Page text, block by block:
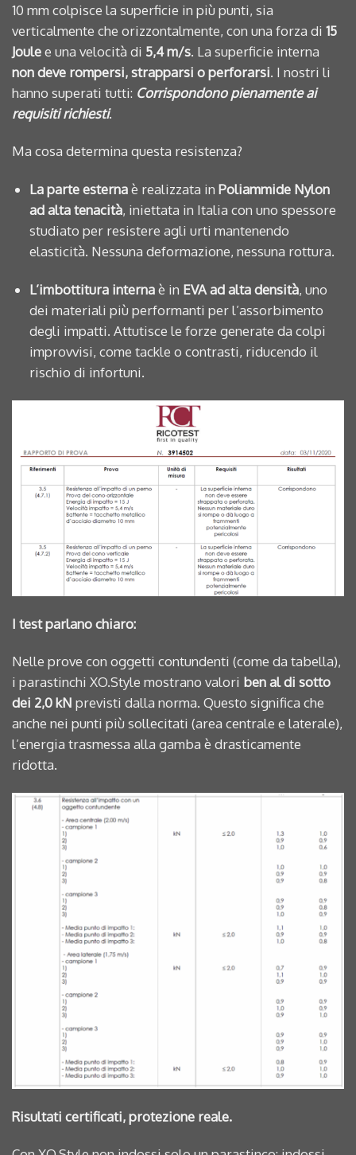
10 mm colpisce la superficie in più punti, sia
verticalmente che orizzontalmente, con una forza di 15
Joulee una velocità di 5,4 m/s. La superficie interna
non deve rompersi, strapparsi o perforarsi. I nostri li
hanno superati tutti: Corrispondono pienamente ai
requisiti richiesti.
Ma cosa determina questa resistenza?
La parte esternaè realizzata in Poliammide Nylon
ad alta tenacità, iniettata in Italia con uno spessore
studiato per resistere agli urti mantenendo
elasticità. Nessuna deformazione, nessuna rottura.
L’imbottitura internaè in EVA ad alta densità, uno
dei materiali più performanti per l’assorbimento
degli impatti. Attutisce le forze generate da colpi
improvvisi, come tackle o contrasti, riducendo il
rischio di infortuni.
I test parlano chiaro:
Nelle prove con oggetti contundenti (come da tabella),
i parastinchi XO.Style mostrano valori ben al di sotto
dei 2,0 kN previsti dalla norma. Questo significa che
anche nei punti più sollecitati (area centrale e laterale),
l’energia trasmessa alla gamba è drasticamente
ridotta.
Risultati certificati, protezione reale.